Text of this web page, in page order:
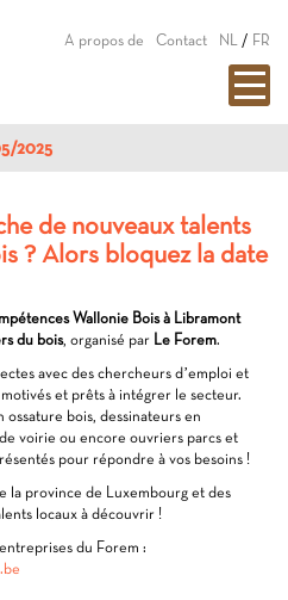
A propos de Contact NL / FR
2025
de nouveaux talents
? Alors bloquez la date
Wallonie Bois à Libramont
du bois, organisé par Le Forem.
avec des chercheurs d’emploi et
et prêts à intégrer le secteur.
bois, dessinateurs en
voirie ou encore ouvriers parcs et
pour répondre à vos besoins !
la province de Luxembourg et des
locaux à découvrir !
du Forem :